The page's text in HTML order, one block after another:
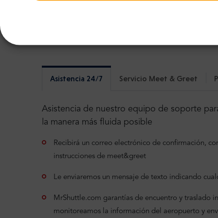
Más información útil
Asistencia 24/7 Servicio Meet & Greet
Asistencia de nuestro equipo de soporte
la manera más fluida posible
Recibirá un correo electrónico de confirmación,
instrucciones de meet&greet
Le enviaremos un mensaje de texto indicando
MrShuttle.com garantías de encuentro y traslado
monitoreamos la información del aeropuerto y